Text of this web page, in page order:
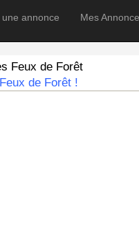
annonce Mes
Feux de Forêt
de Forêt !